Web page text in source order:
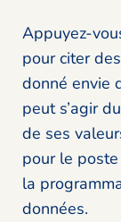
Appuyez-
pour citer
donné envie
peut s’agir
de ses
pour le
la
données.